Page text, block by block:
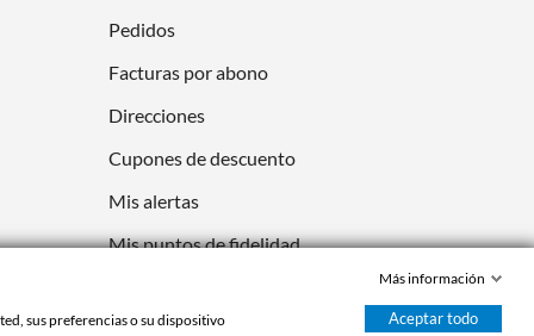
Pedidos
Facturas por abono
Direcciones
Cupones de descuento
Mis alertas
Mis puntos de fidelidad
sus preferencias o su dispositivo
Más información
Aceptar todo